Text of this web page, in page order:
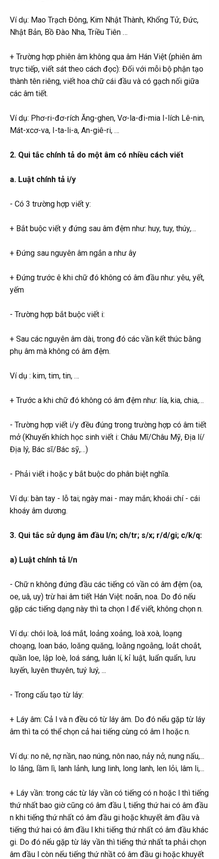
Ví dụ: Mao Trạch Đông, Kim Nhật Thành, Khổng Tử, Đức,
Nhật Bản, Bồ Đào Nha, Triều Tiên …
+ Trường hợp phiên âm không qua âm Hán Việt (phiên âm
trực tiếp, viết sát theo cách đọc): Đối với mỗi bộ phận tạo
thành tên riêng, viết hoa chữ cái đầu và có gạch nối giữa
các âm tiết.
Ví dụ: Phơ-ri-đơ-rích Ăng-ghen, Vơ-la-đi-mia I-lích Lê-nin,
Mát-xcơ-va, I-ta-li-a, An-giê-ri, …
2. Qui tắc chính tả do một âm có nhiều cách viết
a. Luật chính tả i/y
- Có 3 trường hợp viết y:
+ Bắt buộc viết y đứng sau âm đệm như: huy, tuy, thúy,…
+ Đứng sau nguyên âm ngắn a như ây
+ Đứng trước ê khi chữ đó không có âm đầu như: yêu, yết,
yếm
- Trường hợp bắt buộc viết i:
+ Sau các nguyên âm dài, trong đó các vần kết thúc bằng
phụ âm mà không có âm đệm.
Ví dụ : kim, tim, tin, …
+ Trước a khi chữ đó không có âm đệm như: lía, kia, chia,…
- Trường hợp viết i/y đều đúng trong trường hợp có âm tiết
mở (Khuyến khích học sinh viết i: Châu Mĩ/Châu Mỹ, Địa lí/
Địa lý, Bác sĩ/Bác sỹ,…)
- Phải viết i hoặc y bắt buộc do phân biệt nghĩa.
Ví dụ: bàn tay - lỗ tai; ngày mai - may mắn; khoái chí - cái
khoáy âm dương.
3. Qui tắc sử dụng âm đầu l/n; ch/tr; s/x; r/d/gi; c/k/q:
a) Luật chính tả l/n
- Chữ n không đứng đầu các tiếng có vần có âm đệm (oa,
oe, uâ, uy) trừ hai âm tiết Hán Việt: noãn, noa. Do đó nếu
gặp các tiếng dạng này thì ta chọn l để viết, không chọn n.
Ví dụ: chói loà, loá mắt, loảng xoảng, loà xoà, loạng
choạng, loan báo, loăng quăng, loằng ngoằng, loắt choắt,
quần loe, lập loè, loá sáng, luân lí, kỉ luật, luẩn quẩn, lưu
luyến, luyên thuyên, tuý luý, ...
- Trong cấu tạo từ láy:
+ Láy âm: Cả l và n đều có từ láy âm. Do đó nếu gặp từ láy
âm thì ta có thể chọn cả hai tiếng cùng có âm l hoặc n.
Ví dụ: no nê, nợ nần, nao núng, nôn nao, nảy nở, nung nấu,...
lo lắng, lầm lì, lanh lảnh, lung linh, long lanh, len lỏi, lâm li,...
+ Láy vần: trong các từ láy vần có tiếng có n hoặc l thì tiếng
thứ nhất bao giờ cũng có âm đầu l, tiếng thứ hai có âm đầu
n khi tiếng thứ nhất có âm đầu gi hoặc khuyết âm đầu và
tiếng thứ hai có âm đầu l khi tiếng thứ nhất có âm đầu khác
gi. Do đó nếu gặp từ láy vần thì tiếng thứ nhất ta phải chọn
âm đầu l còn nếu tiếng thứ nhầt có âm đầu gi hoặc khuyết